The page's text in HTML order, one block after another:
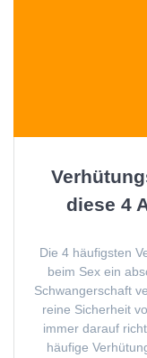
diese 4
Die 4 häufigsten
beim Sex ein
Schwangerschaft
reine Sicherheit
immer darauf
häufige